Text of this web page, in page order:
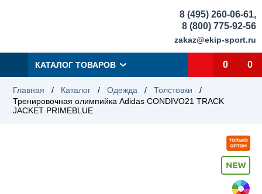
8 (495) 260-06-61,
8 (800) 775-92-56
zakaz@ekip-sport.ru
КАТАЛОГ ТОВАРОВ 0 0
Главная / Каталог / Одежда / Толстовки
/
Тренировочная олимпийка Adidas CONDIVO21 TRACK
JACKET PRIMEBLUE